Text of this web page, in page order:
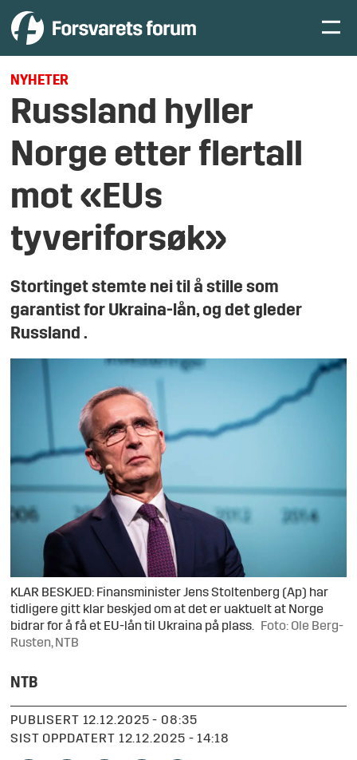
NYHETER
Russland hyller
Norge etter flertall
mot «EUs
tyveriforsøk»
Stortinget stemte nei til å stille som
garantist for Ukraina-lån, og det gleder
Russland .
KLAR BESKJED: Finansminister Jens Stoltenberg (Ap) har
tidligere gitt klar beskjed om at det er uaktuelt at Norge
bidrar for å få et EU-lån til Ukraina på plass.
Foto: Ole Berg-
Rusten, NTB
NTB
PUBLISERT
12.12.2025 - 08:35
SIST OPPDATERT
12.12.2025 - 14:18